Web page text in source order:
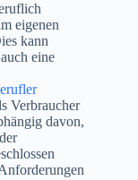
eigenen
kann
eine
Verbraucher
davon,